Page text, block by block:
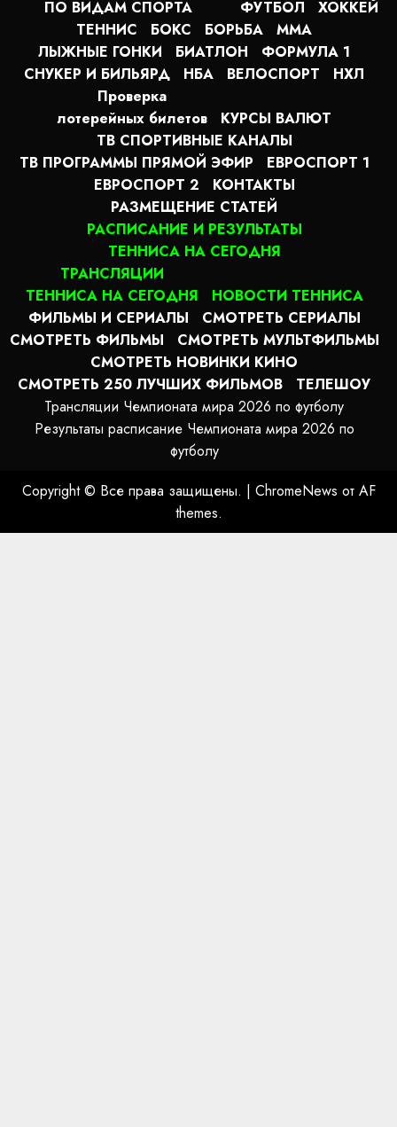
ПО ВИДАМ СПОРТА
ФУТБОЛ
ХОККЕЙ
ТЕННИС
БОКС БОРЬБА
MMA
ЛЫЖНЫЕ ГОНКИ
БИАТЛОН
ФОРМУЛА 1
СНУКЕР И БИЛЬЯРД
НБА ВЕЛОСПОРТ
НХЛ
Проверка
лотерейных билетов
КУРСЫ ВАЛЮТ
ТВ СПОРТИВНЫЕ КАНАЛЫ
ТВ ПРОГРАММЫ ПРЯМОЙ ЭФИР
ЕВРОСПОРТ 1
ЕВРОСПОРТ 2
КОНТАКТЫ
РАЗМЕЩЕНИЕ СТАТЕЙ
РАСПИСАНИЕ И РЕЗУЛЬТАТЫ
ТЕННИСА НА СЕГОДНЯ
ТРАНСЛЯЦИИ
ТЕННИСА НА СЕГОДНЯ
НОВОСТИ ТЕННИСА
ФИЛЬМЫ И СЕРИАЛЫ
СМОТРЕТЬ СЕРИАЛЫ
СМОТРЕТЬ ФИЛЬМЫ
СМОТРЕТЬ МУЛЬТФИЛЬМЫ
СМОТРЕТЬ НОВИНКИ КИНО
СМОТРЕТЬ 250 ЛУЧШИХ ФИЛЬМОВ
ТЕЛЕШОУ
Трансляции Чемпионата мира 2026 по футболу
Результаты расписание Чемпионата мира 2026 по
футболу
Copyright © Все права защищены. | ChromeNews от AF
themes.